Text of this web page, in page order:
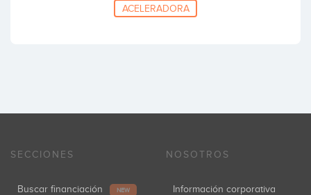
ACELERADORA
SECCIONES
Buscar financiación NEW
NOSOTROS
Información corporativa